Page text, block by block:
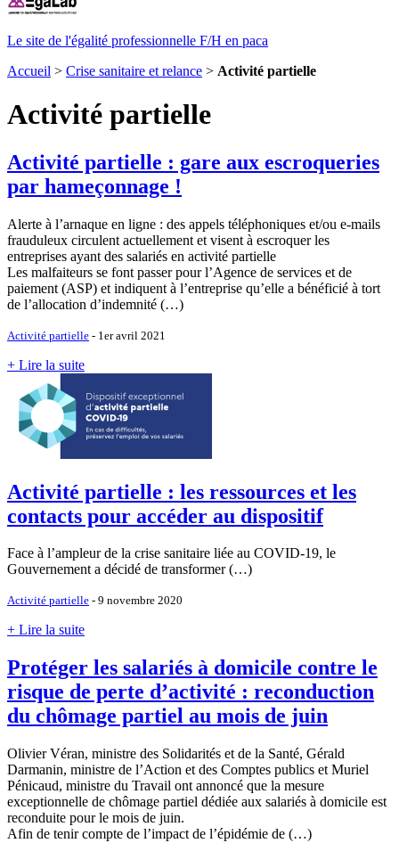
Le site de l'égalité professionnelle F/H en paca
Accueil > Crise sanitaire et relance > Activité partielle
Activité partielle
Activité partielle : gare aux escroqueries
par hameçonnage !
Alerte à l’arnaque en ligne : des appels téléphoniques et/ou e-mails
frauduleux circulent actuellement et visent à escroquer les
entreprises ayant des salariés en activité partielle
Les malfaiteurs se font passer pour l’Agence de services et de
paiement (ASP) et indiquent à l’entreprise qu’elle a bénéficié à tort
de l’allocation d’indemnité (…)
Activité partielle - 1er avril 2021
+ Lire la suite
Activité partielle : les ressources et les
contacts pour accéder au dispositif
Face à l’ampleur de la crise sanitaire liée au COVID-19, le
Gouvernement a décidé de transformer (…)
Activité partielle - 9 novembre 2020
+ Lire la suite
Protéger les salariés à domicile contre le
risque de perte d’activité : reconduction
du chômage partiel au mois de juin
Olivier Véran, ministre des Solidarités et de la Santé, Gérald
Darmanin, ministre de l’Action et des Comptes publics et Muriel
Pénicaud, ministre du Travail ont annoncé que la mesure
exceptionnelle de chômage partiel dédiée aux salariés à domicile est
reconduite pour le mois de juin.
Afin de tenir compte de l’impact de l’épidémie de (…)